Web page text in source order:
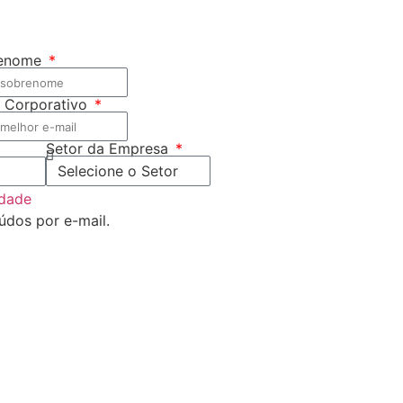
Corporativo
Setor da Empresa
por e-mail.